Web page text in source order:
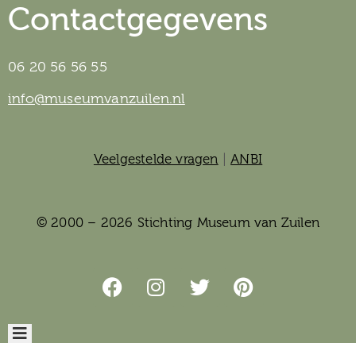
Contactgegevens
06 20 56 56 55
info@museumvanzuilen.nl
Veelgestelde vragen ANBI
© 2000 – 2026 Stichting Museum van Zuilen